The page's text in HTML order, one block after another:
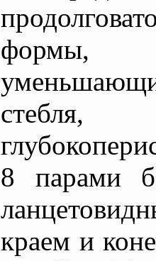
формы,
стебля,
8 парами
краем и